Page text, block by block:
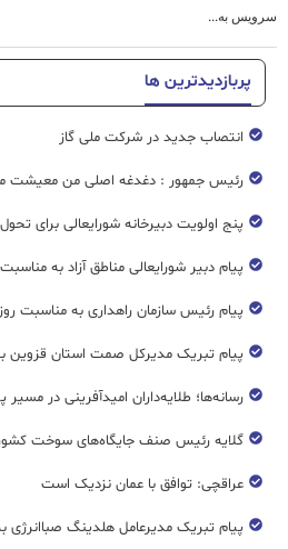
سرویس به...
پربازدیدترین ها
انتصاب جدید در شرکت ملی گاز
رئیس جمهور : دغدغه اصلی من معیشت
پنج اولویت دبیرخانه شورایعالی برای
پیام دبیر شورایعالی مناطق آزاد به
پیام رئیس سازمان راهداری به مناسبت روز
پیام تبریک مدیرکل صمت استان قزوین
رسانه‌ها؛ طلایه‌داران امیدآفرینی در
گلایه رئیس صنف جایگاه‌های سوخت کشور از تاخیر ۵
عراقچی: توافق با عمان نزدیک است
پیام تبریک مدیرعامل هلدینگ صباانرژی